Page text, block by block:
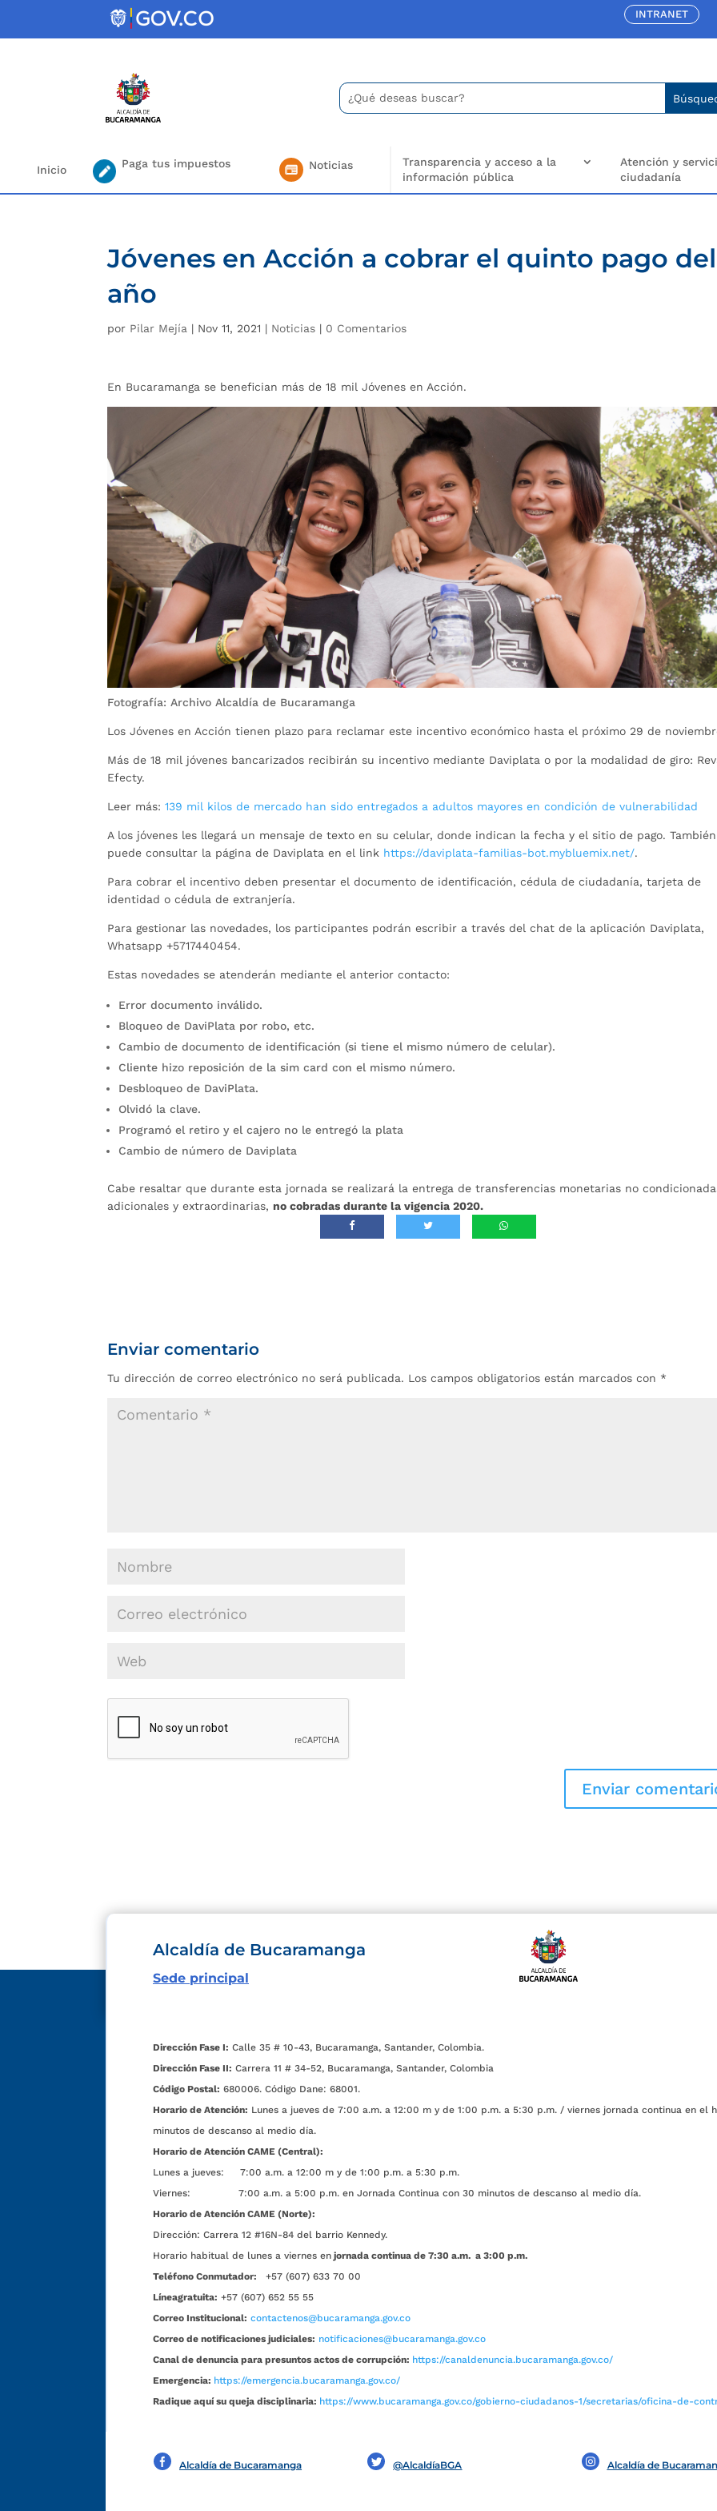
INTRANET
Buscar:
Search
for...
Inicio Paga tus impuestos Noticias
Transparencia y acceso a la
información pública
Atención y
ciudadanía
Jóvenes en Acción a cobrar el quinto pago del
año
por Pilar Mejía | Nov 11, 2021 | Noticias | 0 Comentarios
En Bucaramanga se benefician más de 18 mil Jóvenes en Acción.
Fotografía: Archivo Alcaldía de Bucaramanga
Los Jóvenes en Acción tienen plazo para reclamar este incentivo económico hasta el próximo 29 de
Más de 18 mil jóvenes bancarizados recibirán su incentivo mediante Daviplata o por la modalidad de giro:
Efecty.
Leer más:139 mil kilos de mercado han sido entregados a adultos mayores en condición de vulnerabilidad
A los jóvenes les llegará un mensaje de texto en su celular, donde indican la fecha y el sitio de pago. También
puede consultar la página de Daviplata en el link https://daviplata-familias-bot.mybluemix.net/.
Para cobrar el incentivo deben presentar el documento de identificación, cédula de ciudadanía, tarjeta de
identidad o cédula de extranjería.
Para gestionar las novedades, los participantes podrán escribir a través del chat de la aplicación Daviplata,
Whatsapp +5717440454.
Estas novedades se atenderán mediante el anterior contacto:
Error documento inválido.
Bloqueo de DaviPlata por robo, etc.
Cambio de documento de identificación (si tiene el mismo número de celular).
Cliente hizo reposición de la sim card con el mismo número.
Desbloqueo de DaviPlata.
Olvidó la clave.
Programó el retiro y el cajero no le entregó la plata
Cambio de número de Daviplata
Cabe resaltar que durante esta jornada se realizará la entrega de transferencias monetarias no
adicionales y extraordinarias,no cobradas durante la vigencia 2020.
Enviar comentario
Tu dirección de correo electrónico no será publicada. Los campos obligatorios están marcados con *
Alcaldía de Bucaramanga
Sede principal
Dirección Fase I: Calle 35 # 10-43, Bucaramanga, Santander, Colombia.
Dirección Fase II: Carrera 11 # 34-52, Bucaramanga, Santander, Colombia
Código Postal: 680006. Código Dane: 68001.
Horario de Atención: Lunes a jueves de 7:00 a.m. a 12:00 m y de 1:00 p.m. a 5:30 p.m. / viernes jornada continua en el
minutos de descanso al medio día.
Horario de Atención CAME (Central):
Lunes a jueves: 7:00 a.m. a 12:00 m y de 1:00 p.m. a 5:30 p.m.
Viernes: 7:00 a.m. a 5:00 p.m. en Jornada Continua con 30 minutos de descanso al medio día.
Horario de Atención CAME (Norte):
Dirección: Carrera 12 #16N-84 del barrio Kennedy.
Horario habitual de lunes a viernes en jornada continua de 7:30 a.m. a 3:00 p.m.
Teléfono Conmutador:
+57 (607) 633 70 00
Líneagratuita: +57 (607) 652 55 55
Correo Institucional: contactenos@bucaramanga.gov.co
Correo de notificaciones judiciales: notificaciones@bucaramanga.gov.co
Canal de denuncia para presuntos actos de corrupción: https://canaldenuncia.bucaramanga.gov.co/
Emergencia: https://emergencia.bucaramanga.gov.co/
Radique aquí su queja disciplinaria: https://www.bucaramanga.gov.co/gobierno-ciudadanos-1/secretarias/oficina-de-
Alcaldía de Bucaramanga @AlcaldíaBGA Alcaldía de